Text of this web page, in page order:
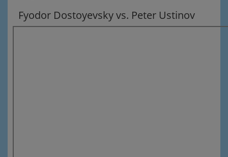
Fyodor Dostoyevsky vs. Peter Ustinov